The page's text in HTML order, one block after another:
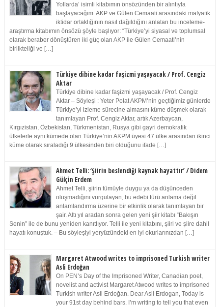
Yollarda’ isimli kitabımın önsözünden bir alıntıyla
başlayacağım. AKP ve Gülen Cemaati arasındaki mafyatik
iktidar ortaklığının nasıl dağıldığını anlatan bu inceleme-
araştırma kitabımın önsözü şöyle başlıyor: “Türkiye’yi siyasal ve toplumsal
olarak beraber dönüştüren iki güç olan AKP ile Gülen Cemaati’nin
birlikteliği ve […]
Türkiye dibine kadar faşizmi yaşayacak / Prof. Cengiz
Aktar
Türkiye dibine kadar faşizmi yaşayacak / Prof. Cengiz
Aktar – Söyleşi : Yeter Polat AKPM’nin geçtiğimiz günlerde
Türkiye’yi izleme sürecine almasını küme düşmek olarak
tanımlayan Prof. Cengiz Aktar, artık Azerbaycan,
Kırgızistan, Özbekistan, Türkmenistan, Rusya gibi gayri demokratik
ülkelerle aynı kümede olan Türkiye’nin AKPM üyesi 47 ülke arasından ikinci
küme olarak sıraladığı 9 ülkesinden biri olduğunu ifade […]
Ahmet Telli: ‘Şiirin beslendiği kaynak hayattır’ / Didem
Gülçin Erdem
Ahmet Telli, şiirin tümüyle duygu ya da düşünceden
oluşmadığını vurgulayan, bu edebi türü anlama değil
anlamlandırma üzerine bir etkinlik olarak tanımlayan bir
şair. Altı yıl aradan sonra gelen yeni şiir kitabı “Bakışın
Senin” ile de bunu yeniden kanıtlıyor. Telli ile yeni kitabını, şiiri ve şiire dahil
hayatı konuştuk. – Bu söyleşiyi yeryüzündeki en iyi okurlarınızdan […]
Margaret Atwood writes to imprisoned Turkish writer
Asli Erdoğan
On PEN’s Day of the Imprisoned Writer, Canadian poet,
novelist and activist Margaret Atwood writes to imprisoned
Turkish writer Asli Erdoğan. Dear Asli Erdogan, Today is
your 91st day behind bars. I’m writing to tell you that even